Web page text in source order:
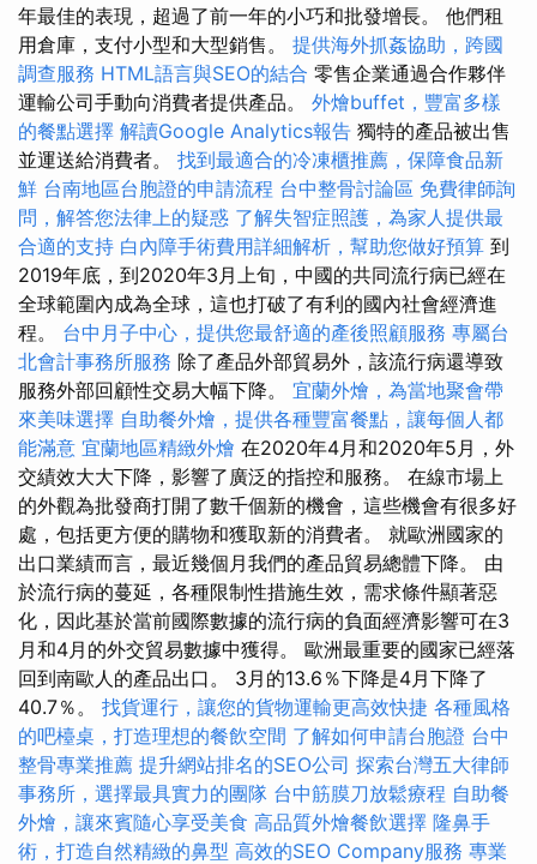
年最佳的表現，超過了前一年的小巧和批發增長。 他們租
用倉庫，支付小型和大型銷售。 提供海外抓姦協助，跨國
調查服務 HTML語言與SEO的結合 零售企業通過合作夥伴
運輸公司手動向消費者提供產品。 外燴buffet，豐富多樣
的餐點選擇 解讀Google Analytics報告 獨特的產品被出售
並運送給消費者。 找到最適合的冷凍櫃推薦，保障食品新
鮮 台南地區台胞證的申請流程 台中整骨討論區 免費律師詢
問，解答您法律上的疑惑 了解失智症照護，為家人提供最
合適的支持 白內障手術費用詳細解析，幫助您做好預算 到
2019年底，到2020年3月上旬，中國的共同流行病已經在
全球範圍內成為全球，這也打破了有利的國內社會經濟進
程。 台中月子中心，提供您最舒適的產後照顧服務 專屬台
北會計事務所服務 除了產品外部貿易外，該流行病還導致
服務外部回顧性交易大幅下降。 宜蘭外燴，為當地聚會帶
來美味選擇 自助餐外燴，提供各種豐富餐點，讓每個人都
能滿意 宜蘭地區精緻外燴 在2020年4月和2020年5月，外
交績效大大下降，影響了廣泛的指控和服務。 在線市場上
的外觀為批發商打開了數千個新的機會，這些機會有很多好
處，包括更方便的購物和獲取新的消費者。 就歐洲國家的
出口業績而言，最近幾個月我們的產品貿易總體下降。 由
於流行病的蔓延，各種限制性措施生效，需求條件顯著惡
化，因此基於當前國際數據的流行病的負面經濟影響可在3
月和4月的外交貿易數據中獲得。 歐洲最重要的國家已經落
回到南歐人的產品出口。 3月的13.6％下降是4月下降了
40.7％。 找貨運行，讓您的貨物運輸更高效快捷 各種風格
的吧檯桌，打造理想的餐飲空間 了解如何申請台胞證 台中
整骨專業推薦 提升網站排名的SEO公司 探索台灣五大律師
事務所，選擇最具實力的團隊 台中筋膜刀放鬆療程 自助餐
外燴，讓來賓隨心享受美食 高品質外燴餐飲選擇 隆鼻手
術，打造自然精緻的鼻型 高效的SEO Company服務 專業